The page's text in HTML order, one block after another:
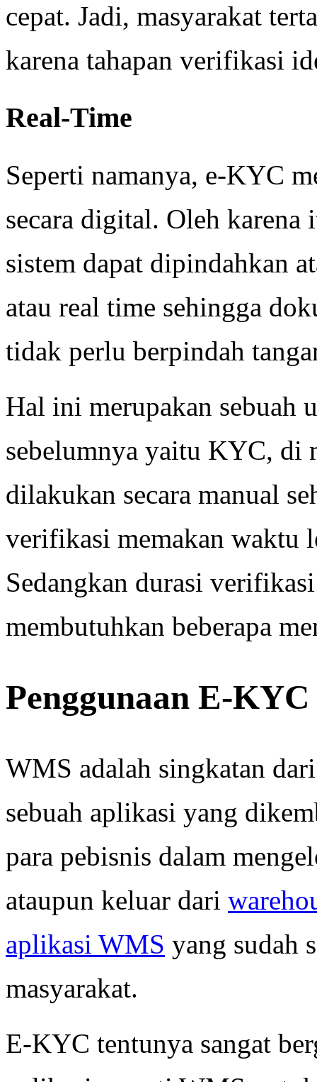
cepat. Jadi, masyarakat
karena tahapan verifikasi
Real-Time
Seperti namanya, e-KYC
secara digital. Oleh karena
sistem dapat dipindahkan
atau real time sehingga
tidak perlu berpindah
Hal ini merupakan sebuah
sebelumnya yaitu KYC, di
dilakukan secara manual
verifikasi memakan waktu
Sedangkan durasi
membutuhkan beberapa
Penggunaan E-
WMS adalah singkatan
sebuah aplikasi yang
para pebisnis dalam
ataupun keluar dari
aplikasi WMS yang sudah
masyarakat.
E-KYC tentunya sangat